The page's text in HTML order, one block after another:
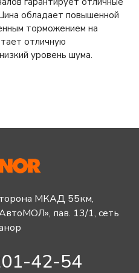
обладает повышенной
торможением на
отличную
уровень шума.
МКАД 55км,
пав. 13/1, сеть
42-54